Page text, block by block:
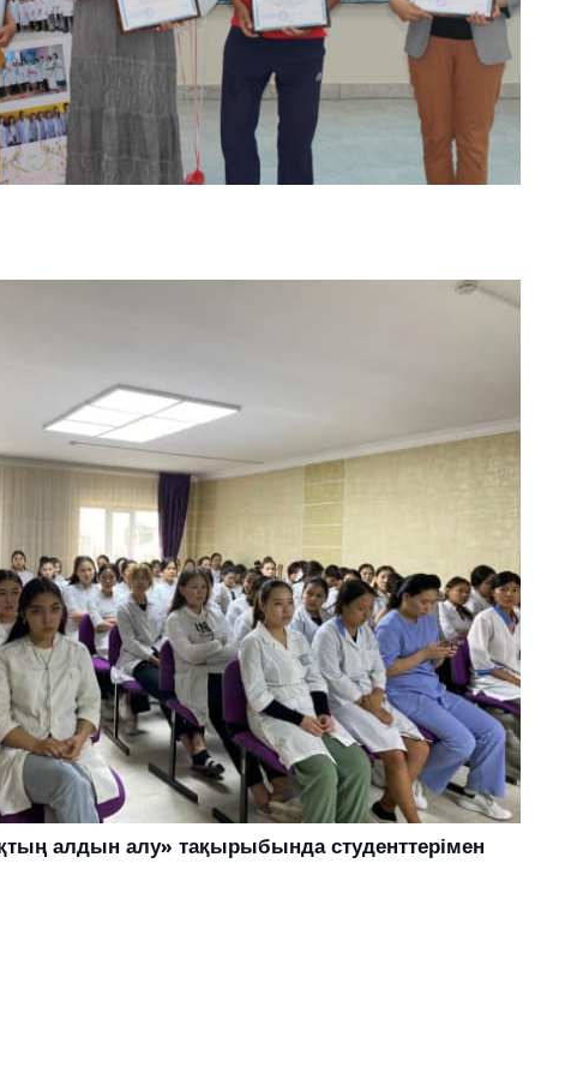
алдын алу» тақырыбында студенттерімен